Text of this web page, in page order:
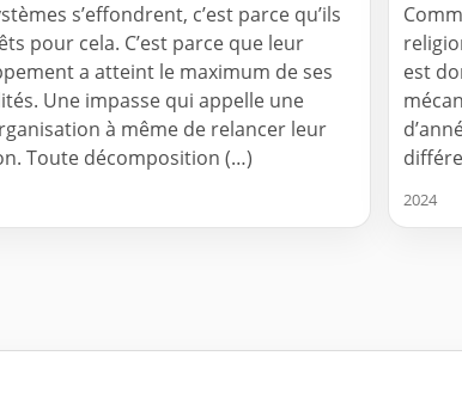
s’effondrent, c’est parce qu’ils
pour cela. C’est parce que leur
a atteint le maximum de ses
Une impasse qui appelle une
à même de relancer leur
Toute décomposition (…)
est
2024